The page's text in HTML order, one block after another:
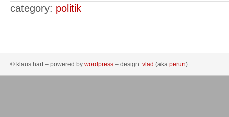
category: politik
© klaus hart – powered by wordpress – design: vlad (aka perun)